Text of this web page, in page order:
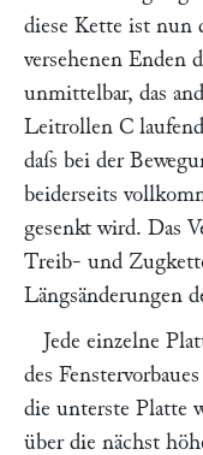
diese Kette ist nun
versehenen Enden
unmittelbar, das
Leitrollen C
daſs bei der
beiderseits
gesenkt wird. Das
Treib- und
Längsänderungen
Jede einzelne
des
die unterste Platte
über die nächst